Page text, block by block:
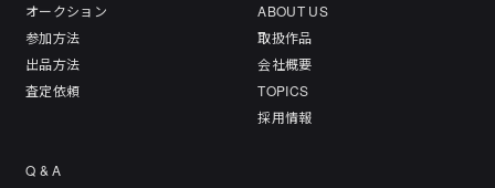
オークション
参加方法
出品方法
査定依頼
ABOUT US
取扱作品
会社概要
TOPICS
採用情報
Q & A